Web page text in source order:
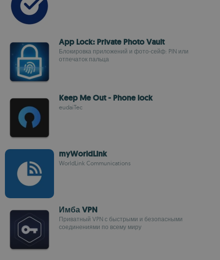
App Lock: Private Photo Vault
Блокировка приложений и фото‑сейф: PIN или
отпечаток пальца
Keep Me Out - Phone lock
eudaiTec
myWorldLink
WorldLink Communications
Имба VPN
Приватный VPN с быстрыми и безопасными
соединениями по всему миру